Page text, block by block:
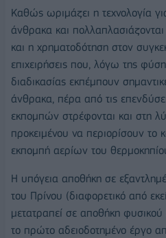
Καθώς ωριμάζει η τεχνολογία
άνθρακα και
και η χρηματοδότηση στον
επιχειρήσεις που, λόγω της
διαδικασίας εκπέμπουν
άνθρακα, πέρα από τις
εκπομπών στρέφονται και στη
προκειμένου να περιορίσουν το
εκπομπή αερίων του
Η υπόγεια αποθήκη σε
του Πρίνου (διαφορετικό από
μετατραπεί σε αποθήκη φυσικού
το πρώτο αδειοδοτημένο έργο